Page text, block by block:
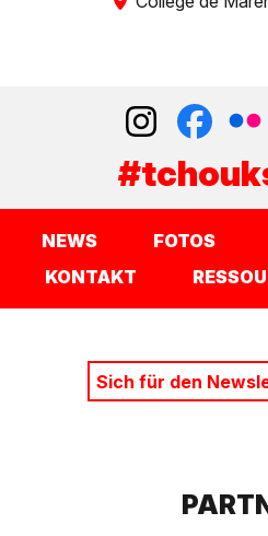
NEWS FOTOS
KONTAKT
Sich für den